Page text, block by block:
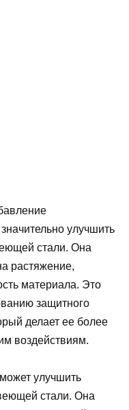
улучшить
стали. Она
растяжение,
материала. Это
защитного
делает ее более
воздействиям.
улучшить
стали. Она